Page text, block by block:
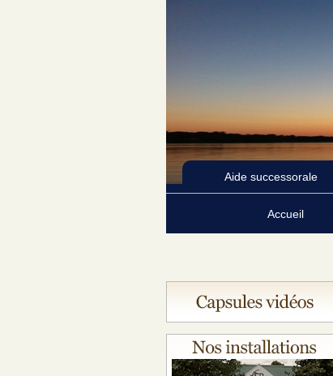
Aide successorale
Accueil